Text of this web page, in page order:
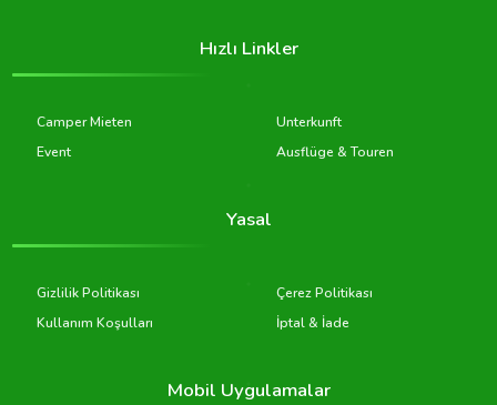
Hızlı Linkler
Camper Mieten
Unterkunft
Event
Ausflüge & Touren
Yasal
Gizlilik Politikası
Çerez Politikası
Kullanım Koşulları
İptal & İade
Mobil Uygulamalar